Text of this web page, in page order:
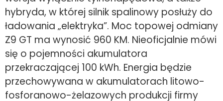
hybryda, w której silnik spalinowy posłuży do
ładowania „elektryka”. Moc topowej odmiany
Z9 GT ma wynosić 960 KM. Nieoficjalnie mówi
się o pojemności akumulatora
przekraczającej 100 kWh. Energia będzie
przechowywana w akumulatorach litowo-
fosforanowo-żelazowych produkcji firmy